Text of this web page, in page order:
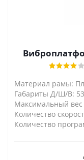
Материал рамы:
Габариты Д/Ш/В:
Максимальный вес
Количество
Количество